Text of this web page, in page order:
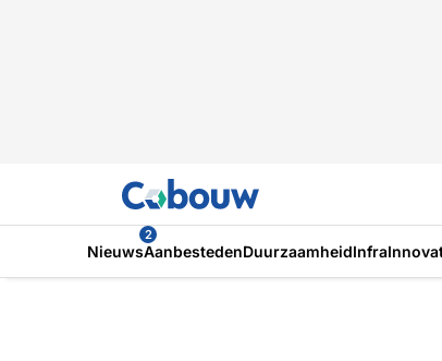
Nieuws
2
AanbestedenDuurzaamheidInfra